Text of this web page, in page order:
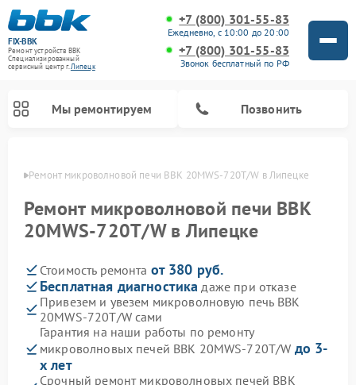
FIX-BBK
Ремонт устройств BBK
Специализированный
cервисный центр г.Липецк
+7 (800) 301-55-83
Ежедневно, с 10:00 до 20:00
+7 (800) 301-55-83
Звонок бесплатный по РФ
Мы ремонтируем Позвонить
Ремонт микроволновой печи BBK 20MWS-720T/W в Липецке
Ремонт микроволновой печи BBK
20MWS-720T/W в Липецке
Стоимость ремонта от 380 руб.
Бесплатная диагностика даже при отказе
Привезем и увезем микроволновую печь BBK
20MWS-720T/W сами
Гарантия на наши работы по ремонту
микроволновых печей BBK 20MWS-720T/W до 3-
х лет
Срочный ремонт микроволновых печей BBK